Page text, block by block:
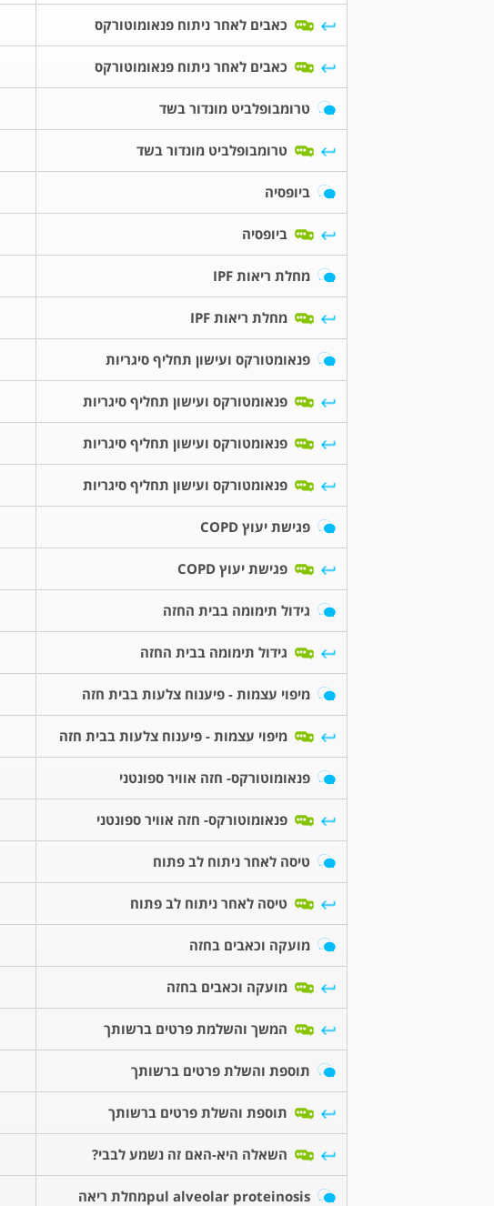
כאבים לאחר ניתוח פנאומוטורקס
כאבים לאחר ניתוח פנאומוטורקס
טרומבופלביט מונדור בשד
טרומבופלביט מונדור בשד
ביופסיה
ביופסיה
מחלת ריאות IPF
מחלת ריאות IPF
פנאומטורקס ועישון תחליף סיגריות
פנאומטורקס ועישון תחליף סיגריות
פנאומטורקס ועישון תחליף סיגריות
פנאומטורקס ועישון תחליף סיגריות
פגישת יעוץ COPD
פגישת יעוץ COPD
גידול תימומה בבית החזה
גידול תימומה בבית החזה
מיפוי עצמות - פיענוח צלעות בבית חזה
מיפוי עצמות - פיענוח צלעות בבית חזה
פנאומוטורקס- חזה אוויר ספונטני
פנאומוטורקס- חזה אוויר ספונטני
טיסה לאחר ניתוח לב פתוח
טיסה לאחר ניתוח לב פתוח
מועקה וכאבים בחזה
מועקה וכאבים בחזה
המשך והשלמת פרטים ברשותך
תוספת והשלת פרטים ברשותך
תוספת והשלת פרטים ברשותך
השאלה היא-האם זה נשמע לבבי?
pul alveolar proteinosisמחלת ריאה